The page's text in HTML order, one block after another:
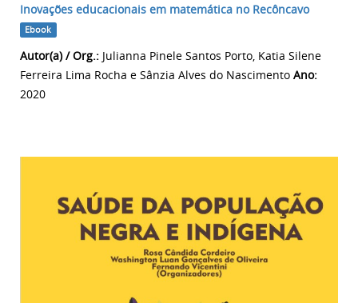
Inovações educacionais em matemática no Recôncavo
Ebook
Autor(a) / Org.: Julianna Pinele Santos Porto, Katia Silene
Ferreira Lima Rocha e Sânzia Alves do Nascimento Ano:
2020